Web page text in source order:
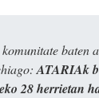
baten
ATARIAk
28 herrietan